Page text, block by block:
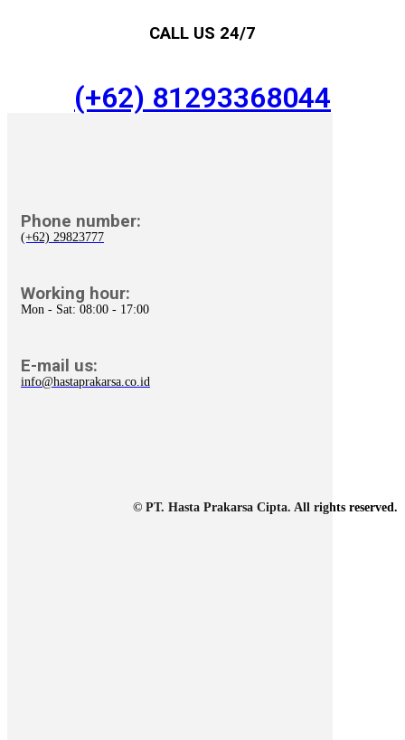
CALL US 24/7
(+62) 81293368044
Phone number:
(+62) 29823777
Working hour:
Mon - Sat: 08:00 - 17:00
E-mail us:
info@hastaprakarsa.co.id
© PT. Hasta Prakarsa Cipta. All rights reserved.